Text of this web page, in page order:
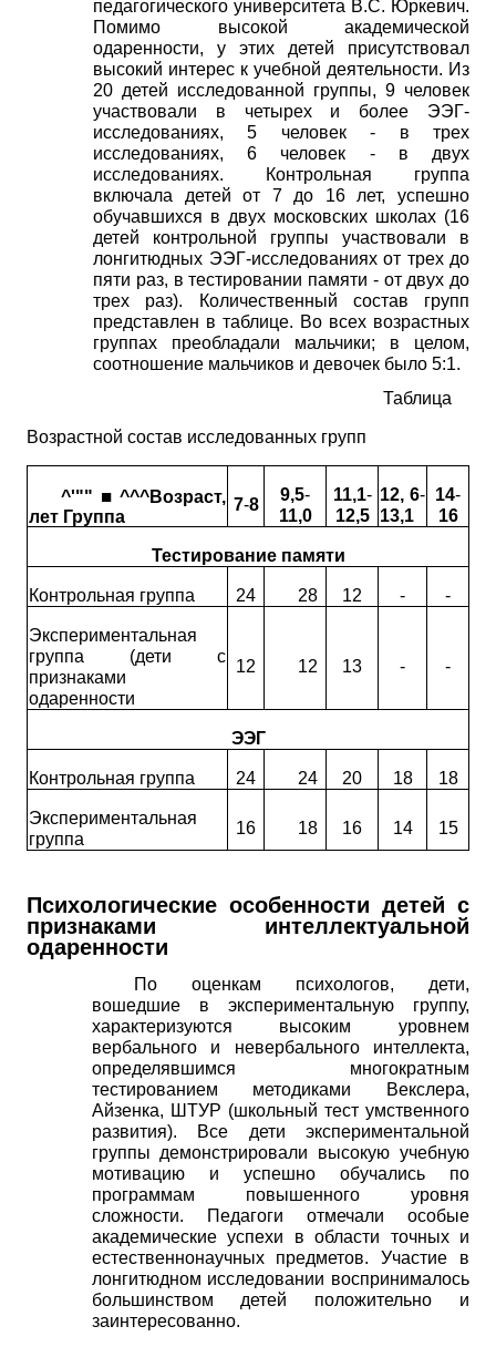
педагогического университета В.С. Юркевич.
Помимо высокой академической
одаренности, у этих детей присутствовал
высокий интерес к учебной деятельности. Из
20 детей исследованной группы, 9 человек
участвовали в четырех и более ЭЭГ-
исследованиях,5 человек- в трех
исследованиях,6 человек - в двух
исследованиях. Контрольная группа
включала детей от 7 до 16 лет, успешно
обучавшихся в двух московских школах (16
детей контрольной группы участвовали в
лонгитюдных ЭЭГ-исследованиях от трех до
пяти раз, в тестировании памяти - от двух до
трех раз). Количественный состав групп
представлен в таблице. Во всех возрастных
группах преобладали мальчики; в целом,
соотношение мальчиков и девочек было 5:1.
Таблица
Возрастной состав исследованных групп
^'"" ■^^^Возраст,
лет Группа
7-8
9,5-
11,0
11,1-
12,5
12, 6-
13,1
14-
16
Тестирование памяти
Контрольная группа 24 28 12 - -
Экспериментальная
группа (дети с
признаками
одаренности
12 12 13 - -
ЭЭГ
Контрольная группа 24 24 20 18 18
Экспериментальная
группа
16 18 16 14 15
Психологические особенности детей с
признаками интеллектуальной
одаренности
По оценкам психологов, дети,
вошедшие в экспериментальную группу,
характеризуются высоким уровнем
вербального и невербального интеллекта,
определявшимся многократным
тестированием методиками Векслера,
Айзенка, ШТУР (школьный тест умственного
развития). Все дети экспериментальной
группы демонстрировали высокую учебную
мотивацию и успешно обучались по
программам повышенного уровня
сложности. Педагоги отмечали особые
академические успехи в области точных и
естественнонаучных предметов. Участие в
лонгитюдном исследовании воспринималось
большинством детей положительно и
заинтересованно.